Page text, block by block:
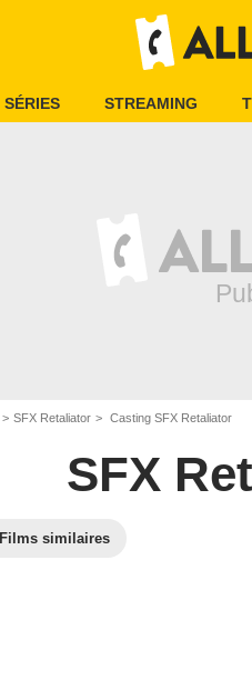
SÉRIES STREAMING
SFX Retaliator Casting SFX Retaliator
SFX
Films similaires